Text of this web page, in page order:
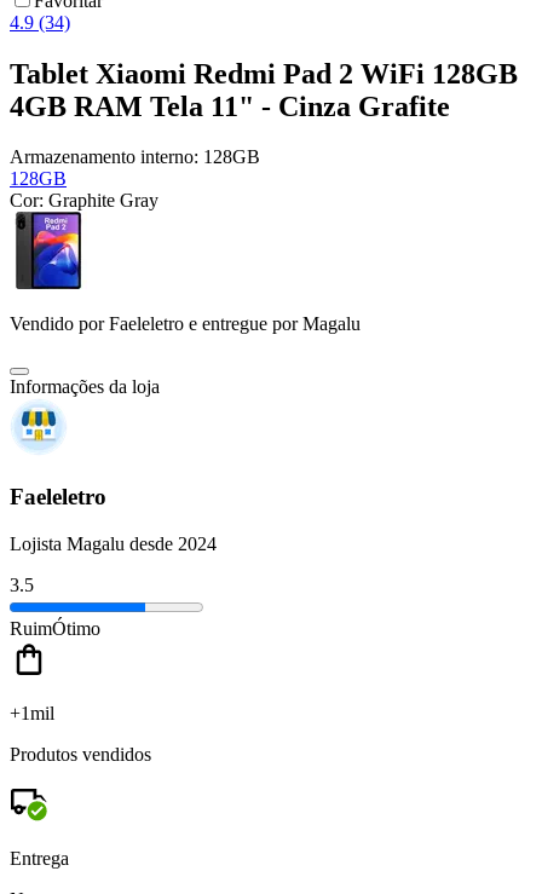
4.9 (34)
Tablet Xiaomi Redmi Pad 2 WiFi 128GB
4GB RAM Tela 11" - Cinza Grafite
Armazenamento interno: 128GB
128GB
Cor: Graphite Gray
Vendido porFaeleletro e entregue por Magalu
Informações da loja
Faeleletro
Lojista Magalu desde 2024
3.5
RuimÓtimo
+1mil
Produtos vendidos
Entrega